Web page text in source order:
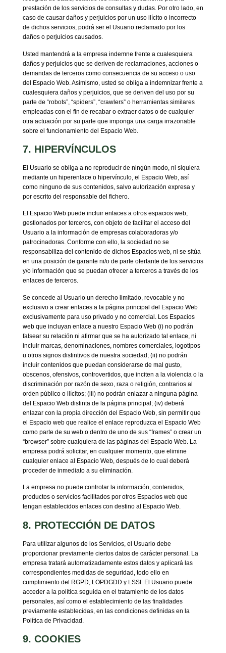
prestación de los servicios de consultas y dudas. Por otro lado, en
caso de causar daños y perjuicios por un uso ilícito o incorrecto
de dichos servicios, podrá ser el Usuario reclamado por los
daños o perjuicios causados.
Usted mantendrá a la empresa indemne frente a cualesquiera
daños y perjuicios que se deriven de reclamaciones, acciones o
demandas de terceros como consecuencia de su acceso o uso
del Espacio Web. Asimismo, usted se obliga a indemnizar frente a
cualesquiera daños y perjuicios, que se deriven del uso por su
parte de “robots”, “spiders”, “crawlers” o herramientas similares
empleadas con el fin de recabar o extraer datos o de cualquier
otra actuación por su parte que imponga una carga irrazonable
sobre el funcionamiento del Espacio Web.
7. HIPERVÍNCULOS
El Usuario se obliga a no reproducir de ningún modo, ni siquiera
mediante un hiperenlace o hipervínculo, el Espacio Web, así
como ninguno de sus contenidos, salvo autorización expresa y
por escrito del responsable del fichero.
El Espacio Web puede incluir enlaces a otros espacios web,
gestionados por terceros, con objeto de facilitar el acceso del
Usuario a la información de empresas colaboradoras y/o
patrocinadoras. Conforme con ello, la sociedad no se
responsabiliza del contenido de dichos Espacios web, ni se sitúa
en una posición de garante ni/o de parte ofertante de los servicios
y/o información que se puedan ofrecer a terceros a través de los
enlaces de terceros.
Se concede al Usuario un derecho limitado, revocable y no
exclusivo a crear enlaces a la página principal del Espacio Web
exclusivamente para uso privado y no comercial. Los Espacios
web que incluyan enlace a nuestro Espacio Web (i) no podrán
falsear su relación ni afirmar que se ha autorizado tal enlace, ni
incluir marcas, denominaciones, nombres comerciales, logotipos
u otros signos distintivos de nuestra sociedad; (ii) no podrán
incluir contenidos que puedan considerarse de mal gusto,
obscenos, ofensivos, controvertidos, que inciten a la violencia o la
discriminación por razón de sexo, raza o religión, contrarios al
orden público o ilícitos; (iii) no podrán enlazar a ninguna página
del Espacio Web distinta de la página principal; (iv) deberá
enlazar con la propia dirección del Espacio Web, sin permitir que
el Espacio web que realice el enlace reproduzca el Espacio Web
como parte de su web o dentro de uno de sus “frames” o crear un
“browser” sobre cualquiera de las páginas del Espacio Web. La
empresa podrá solicitar, en cualquier momento, que elimine
cualquier enlace al Espacio Web, después de lo cual deberá
proceder de inmediato a su eliminación.
La empresa no puede controlar la información, contenidos,
productos o servicios facilitados por otros Espacios web que
tengan establecidos enlaces con destino al Espacio Web.
8. PROTECCIÓN DE DATOS
Para utilizar algunos de los Servicios, el Usuario debe
proporcionar previamente ciertos datos de carácter personal. La
empresa tratará automatizadamente estos datos y aplicará las
correspondientes medidas de seguridad, todo ello en
cumplimiento del RGPD, LOPDGDD y LSSI. El Usuario puede
acceder a la política seguida en el tratamiento de los datos
personales, así como el establecimiento de las finalidades
previamente establecidas, en las condiciones definidas en la
Política de Privacidad.
9. COOKIES